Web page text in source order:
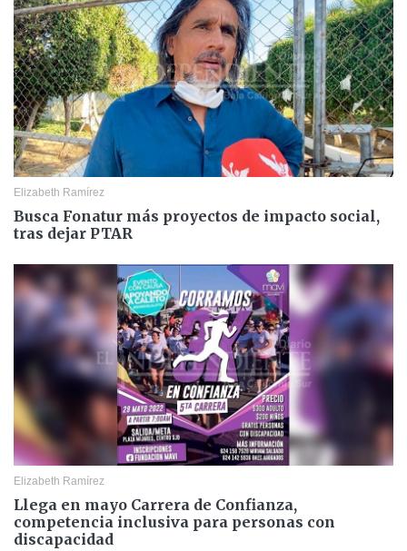
Elizabeth Ramírez
Busca Fonatur más proyectos de impacto social,
tras dejar PTAR
Elizabeth Ramírez
Llega en mayo Carrera de Confianza,
competencia inclusiva para personas con
discapacidad